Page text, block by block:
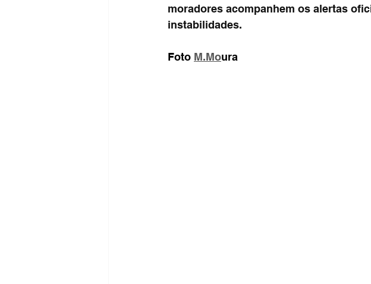
moradores acompanhem os alertas
instabilidades.
Foto M.Moura